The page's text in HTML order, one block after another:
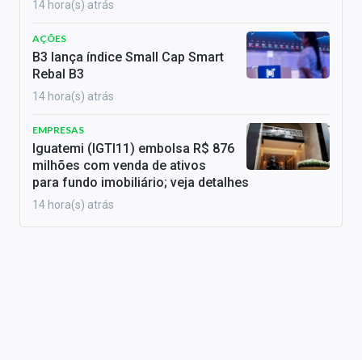
14 hora(s) atrás
AÇÕES
B3 lança índice Small Cap Smart
Rebal B3
14 hora(s) atrás
EMPRESAS
Iguatemi (IGTI11) embolsa R$ 876
milhões com venda de ativos
para fundo imobiliário; veja detalhes
14 hora(s) atrás